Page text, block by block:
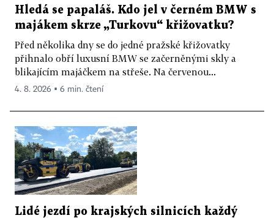
Hledá se papaláš. Kdo jel v černém BMW s
majákem skrze „Turkovu“ křižovatku?
Před několika dny se do jedné pražské křižovatky
přihnalo obří luxusní BMW se začerněnými skly a
blikajícím majáčkem na střeše. Na červenou...
4. 8. 2026 ▪ 6 min. čtení
Lidé jezdí po krajských silnicích každý